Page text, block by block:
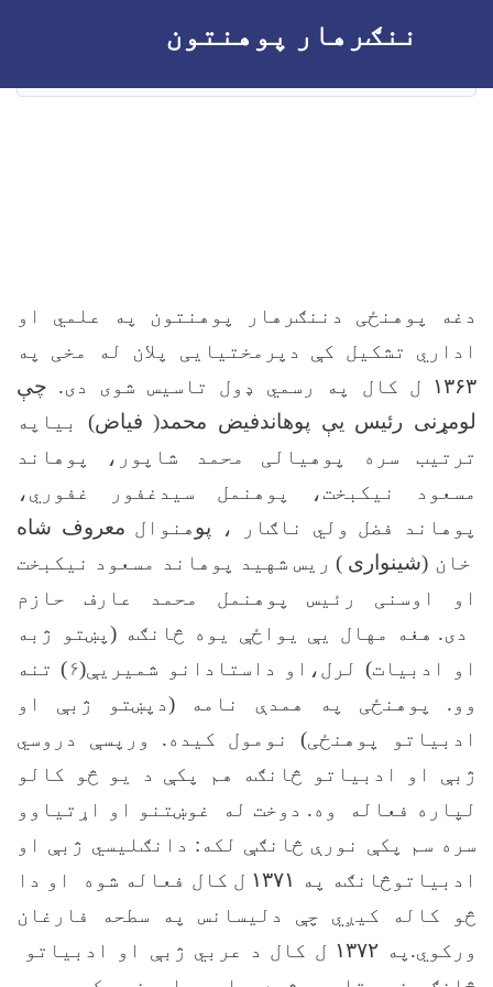
منځپانګه
ننګرهار پوهنتون
دغه پوهنځی دننګرهار پوهنتون په علمي او
اداري تشکيل کې دپرمختيايی پلان له مخی په
۱۳۶۳ ل کال په رسمي ډول تاسيس شوی دی. چې
لومړنى رئيس يې پوهاندفيض محمد( فياض)
بياپه
ترتيب سره پوهيالی محمد شاپور، پوهاند
مسعود نيکبخت، پوهنمل سيدغفور غفوري،
پوهاند فضل ولي ناګار ، پوهنوال معروف شاه
خان (شينوارى ) ريس شهید پوهاند مسعود نيکبخت
او اوسنی رئیس پوهنمل محمد عارف حازم
دی. هغه مهال يې يواځې يوه څانګه (پښتو ژبه
او ادبيات) لرل،او داستادانو شميريې(۶) تنه
وو. پوهنځی په همدې نامه (دپښتو ژبې او
ادبياتو پوهنځی) نومول کيده. ورپسې دروسي
ژبې او ادبياتو څانګه هم پکې د يو څو کالو
لپاره فعاله وه. دوخت له غوښتنو او اړتياوو
سره سم پکې نورې څانګې لکه: دانګليسي ژبې او
ادبياتوڅانګه په
۱۳۷۱ ل کال فعاله شوه او دا
څو کاله کيږي چې دليسانس په سطحه فارغان
ورکوي.په۱۳۷۲ ل کال د عربي ژبې او ادبياتو